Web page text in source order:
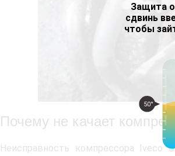
Защита
сдвинь
чтобы
50°
Почему не качает
Неисправность компрессора